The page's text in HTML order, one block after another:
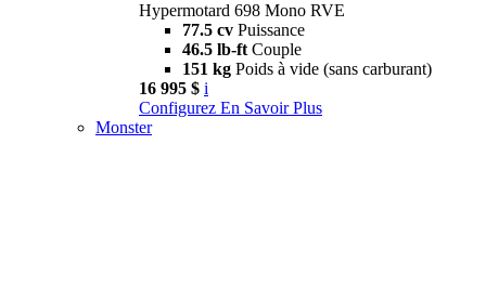
Hypermotard 698 Mono RVE
77.5 cv Puissance
46.5 lb-ft Couple
151 kg Poids à vide (sans carburant)
16 995 $ i
Configurez En Savoir Plus
Monster